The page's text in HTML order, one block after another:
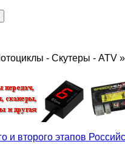
- Скутеры - ATV »
и второго этапов